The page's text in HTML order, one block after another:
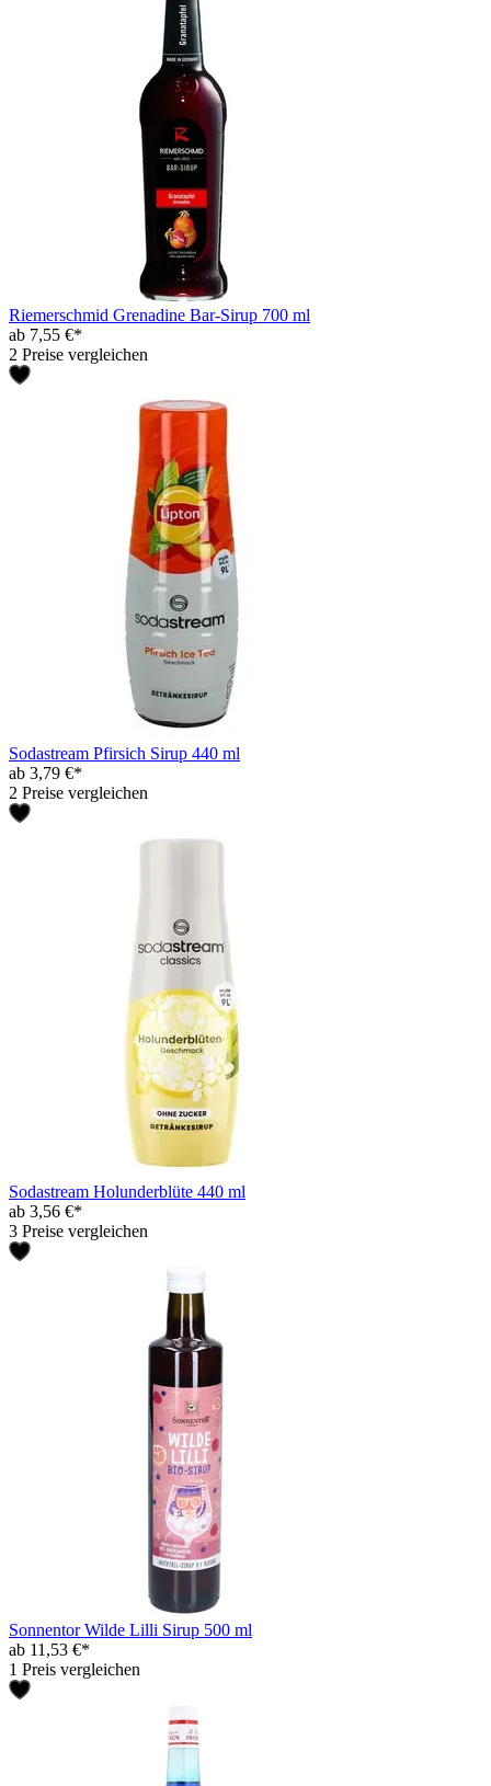
Riemerschmid Grenadine Bar-Sirup 700 ml
ab 7,55 €*
2 Preise vergleichen
Sodastream Pfirsich Sirup 440 ml
ab 3,79 €*
2 Preise vergleichen
Sodastream Holunderblüte 440 ml
ab 3,56 €*
3 Preise vergleichen
Sonnentor Wilde Lilli Sirup 500 ml
ab 11,53 €*
1 Preis vergleichen